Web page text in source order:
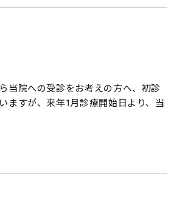
当院への受診をお考えの方へ、初診
ますが、来年1月診療開始日より、当